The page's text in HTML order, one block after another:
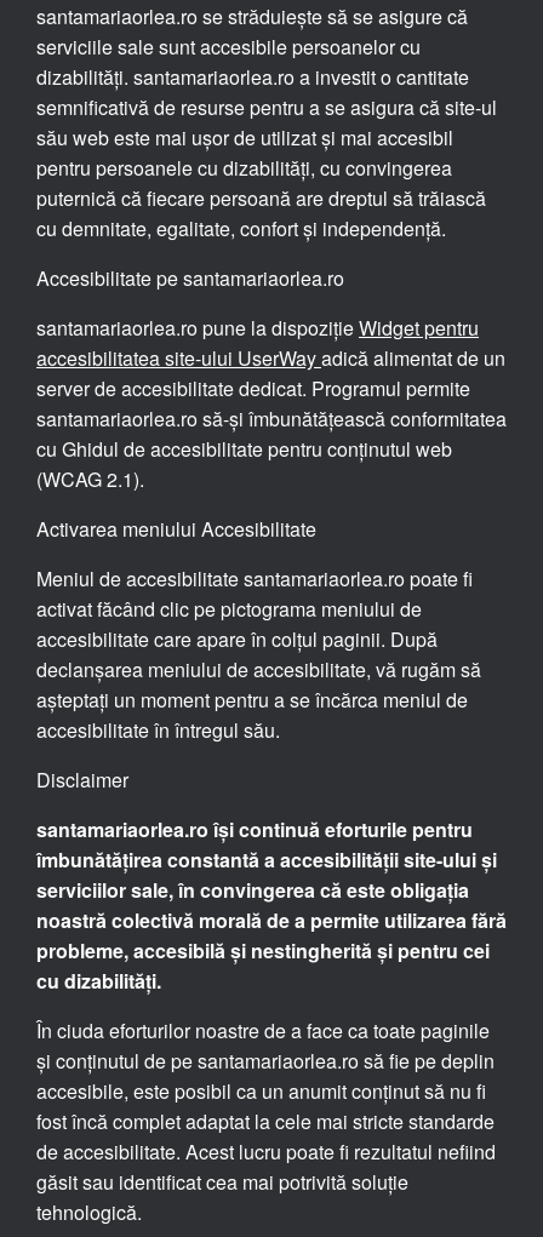
santamariaorlea.ro se străduiește să se asigure că
serviciile sale sunt accesibile persoanelor cu
dizabilități. santamariaorlea.ro a investit o cantitate
semnificativă de resurse pentru a se asigura că site-ul
său web este mai ușor de utilizat și mai accesibil
pentru persoanele cu dizabilități, cu convingerea
puternică că fiecare persoană are dreptul să trăiască
cu demnitate, egalitate, confort și independență.
Accesibilitate pe santamariaorlea.ro
santamariaorlea.ro pune la dispozițieWidget pentru
accesibilitatea site-ului UserWayadică alimentat de un
server de accesibilitate dedicat. Programul permite
santamariaorlea.ro să-și îmbunătățească conformitatea
cu Ghidul de accesibilitate pentru conținutul web
(WCAG 2.1).
Activarea meniului Accesibilitate
Meniul de accesibilitate santamariaorlea.ro poate fi
activat făcând clic pe pictograma meniului de
accesibilitate care apare în colțul paginii. După
declanșarea meniului de accesibilitate, vă rugăm să
așteptați un moment pentru a se încărca meniul de
accesibilitate în întregul său.
Disclaimer
santamariaorlea.ro își continuă eforturile pentru
îmbunătățirea constantă a accesibilității site-ului și
serviciilor sale, în convingerea că este obligația
noastră colectivă morală de a permite utilizarea fără
probleme, accesibilă și nestingherită și pentru cei
cu dizabilități.
În ciuda eforturilor noastre de a face ca toate paginile
și conținutul de pe santamariaorlea.ro să fie pe deplin
accesibile, este posibil ca un anumit conținut să nu fi
fost încă complet adaptat la cele mai stricte standarde
de accesibilitate. Acest lucru poate fi rezultatul nefiind
găsit sau identificat cea mai potrivită soluție
tehnologică.